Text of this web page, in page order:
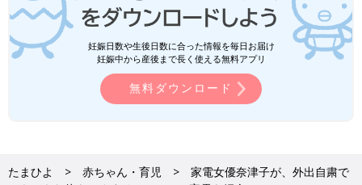
妊娠日数や生後日数に合った情報を毎日お届け
妊娠中から産後まで長く使える無料アプリ
無料ダウンロード
たまひよ 赤ちゃん・育児
家電女優奈津子が、外出自粛で